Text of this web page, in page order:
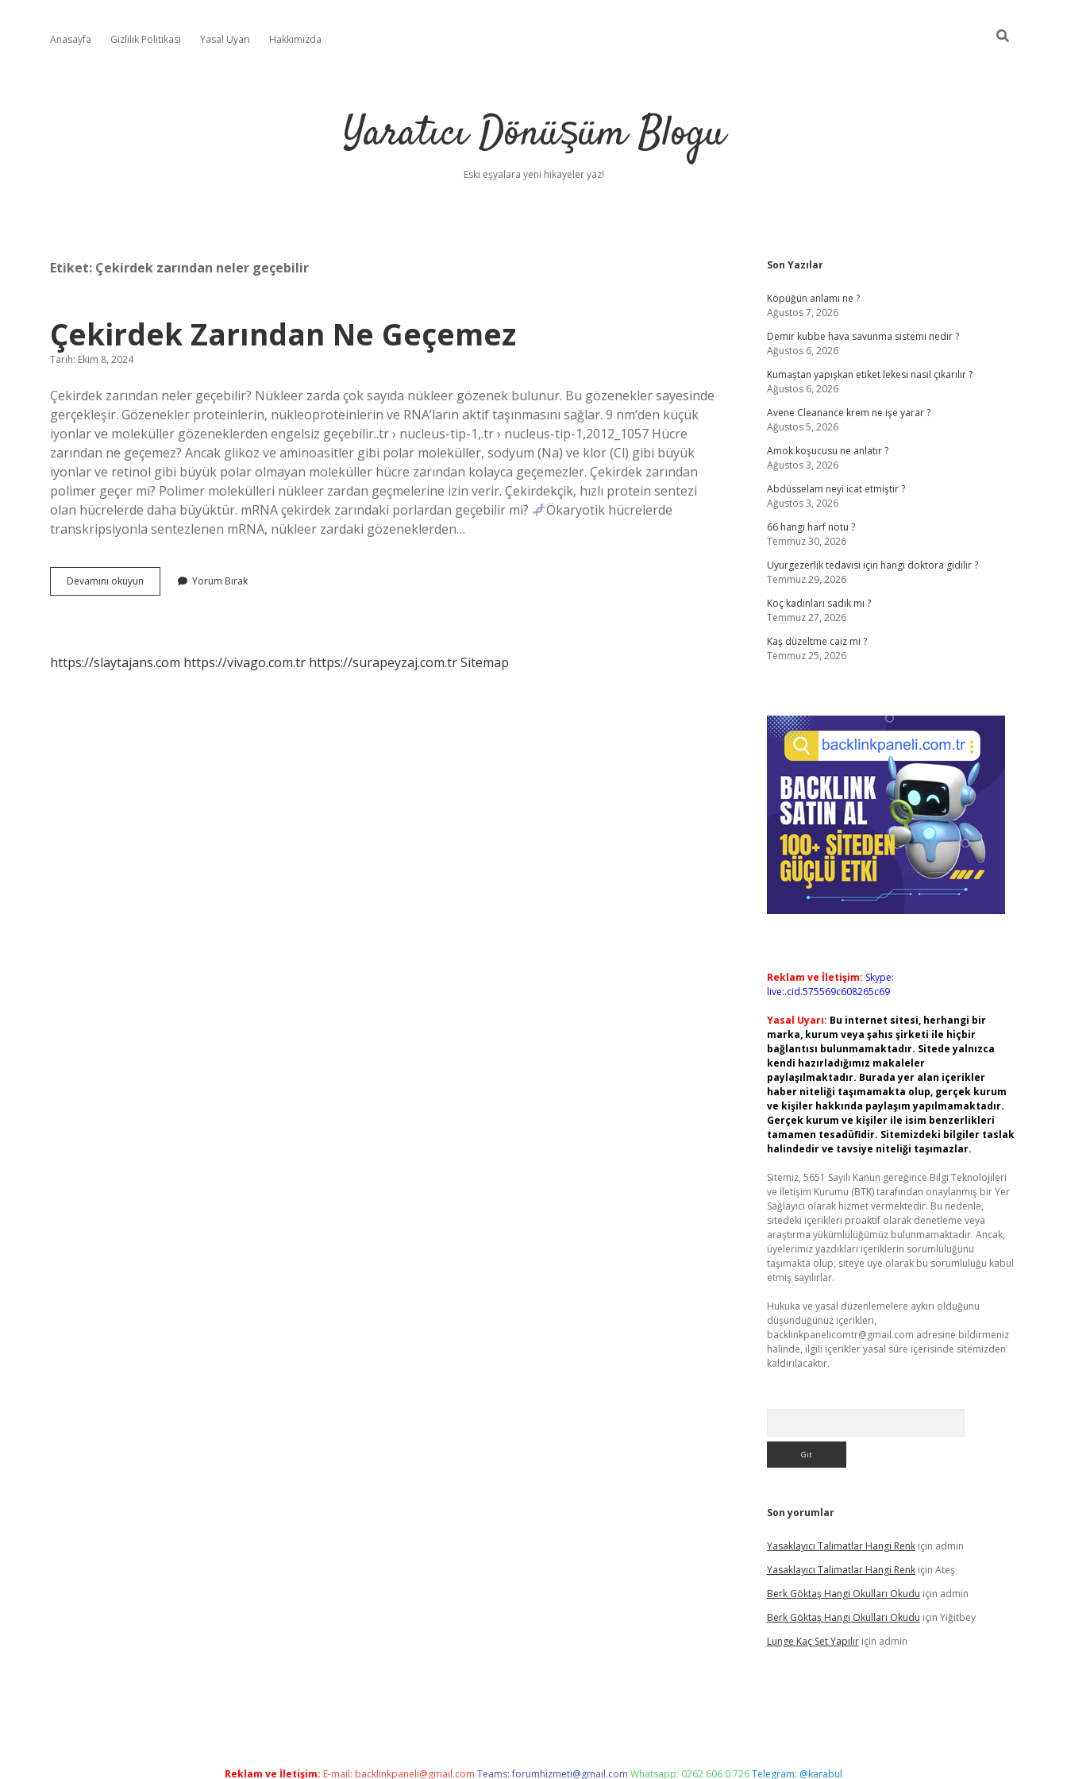
Anasayfa Gizlilik Politikası Yasal Uyarı Hakkımızda
Yaratıcı Dönüşüm Blogu
Eski eşyalara yeni hikayeler yaz!
Etiket: Çekirdek zarından neler geçebilir
Çekirdek Zarından Ne Geçemez
Tarih: Ekim 8, 2024
Çekirdek zarından neler geçebilir? Nükleer zarda çok sayıda nükleer gözenek bulunur. Bu gözenekler sayesinde
gerçekleşir. Gözenekler proteinlerin, nükleoproteinlerin ve RNA’ların aktif taşınmasını sağlar. 9 nm’den küçük
iyonlar ve moleküller gözeneklerden engelsiz geçebilir..tr › nucleus-tip-1,.tr › nucleus-tip-1,2012_1057 Hücre
zarından ne geçemez? Ancak glikoz ve aminoasitler gibi polar moleküller, sodyum (Na) ve klor (Cl) gibi büyük
iyonlar ve retinol gibi büyük polar olmayan moleküller hücre zarından kolayca geçemezler. Çekirdek zarından
polimer geçer mi? Polimer molekülleri nükleer zardan geçmelerine izin verir. Çekirdekçik, hızlı protein sentezi
olan hücrelerde daha büyüktür. mRNA çekirdek zarındaki porlardan geçebilir mi?
Ökaryotik hücrelerde
transkripsiyonla sentezlenen mRNA, nükleer zardaki gözeneklerden…
Devamını okuyun Çekirdek
Zarından
Yorum Bırak
https://slaytajans.com https://vivago.com.tr https://surapeyzaj.com.trSitemap
Sidebar
Son Yazılar
Köpüğün anlamı ne ?
Ağustos 7, 2026
Demir kubbe hava savunma sistemi nedir ?
Ağustos 6, 2026
Kumaştan yapışkan etiket lekesi nasıl çıkarılır ?
Ağustos 6, 2026
Avene Cleanance krem ne işe yarar ?
Ağustos 5, 2026
Amok koşucusu ne anlatır ?
Ağustos 3, 2026
Abdüsselam neyi icat etmiştir ?
Ağustos 3, 2026
66 hangi harf notu ?
Temmuz 30, 2026
Uyurgezerlik tedavisi için hangi doktora gidilir ?
Temmuz 29, 2026
Koç kadınları sadık mı ?
Temmuz 27, 2026
Kaş düzeltme caiz mi ?
Temmuz 25, 2026
Reklam ve İletişim: Skype:
live:.cid.575569c608265c69
Yasal Uyarı: Bu internet sitesi, herhangi bir
marka, kurum veya şahıs şirketi ile hiçbir
bağlantısı bulunmamaktadır. Sitede yalnızca
kendi hazırladığımız makaleler
paylaşılmaktadır. Burada yer alan içerikler
haber niteliği taşımamakta olup, gerçek kurum
ve kişiler hakkında paylaşım yapılmamaktadır.
Gerçek kurum ve kişiler ile isim benzerlikleri
tamamen tesadüfidir. Sitemizdeki bilgiler taslak
halindedir ve tavsiye niteliği taşımazlar.
Sitemiz, 5651 Sayılı Kanun gereğince Bilgi Teknolojileri
ve İletişim Kurumu (BTK) tarafından onaylanmış bir Yer
Sağlayıcı olarak hizmet vermektedir. Bu nedenle,
sitedeki içerikleri proaktif olarak denetleme veya
araştırma yükümlülüğümüz bulunmamaktadır. Ancak,
üyelerimiz yazdıkları içeriklerin sorumluluğunu
taşımakta olup, siteye üye olarak bu sorumluluğu kabul
etmiş sayılırlar.
Hukuka ve yasal düzenlemelere aykırı olduğunu
düşündüğünüz içerikleri,
backlinkpanelicomtr@gmail.com adresine bildirmeniz
halinde, ilgili içerikler yasal süre içerisinde sitemizden
kaldırılacaktır.
Son yorumlar
Yasaklayıcı Talimatlar Hangi Renkiçin admin
Yasaklayıcı Talimatlar Hangi Renkiçin Ateş
Berk Göktaş Hangi Okulları Okudu için admin
Berk Göktaş Hangi Okulları Okudu için Yiğitbey
Lunge Kaç Set Yapılıriçin admin
Reklam ve İletişim: E-mail: backlinkpaneli@gmail.com Teams:forumhizmeti@gmail.com Whatsapp: 0262 606 0 726Telegram: @karabul